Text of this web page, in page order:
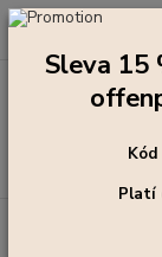
+420 273 136 255
Sleva 15
Platí